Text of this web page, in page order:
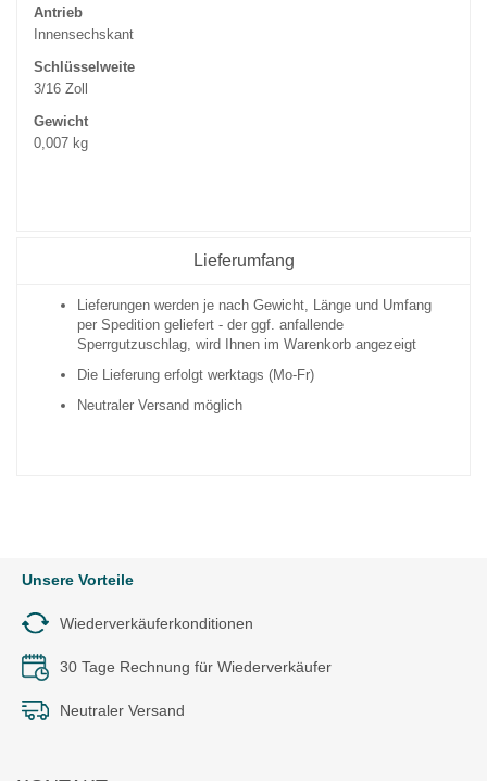
Antrieb
Innensechskant
Schlüsselweite
3/16 Zoll
Gewicht
0,007 kg
Lieferumfang
Lieferungen werden je nach Gewicht, Länge und Umfang
per Spedition geliefert - der ggf. anfallende
Sperrgutzuschlag, wird Ihnen im Warenkorb angezeigt
Die Lieferung erfolgt werktags (Mo-Fr)
Neutraler Versand möglich
Unsere Vorteile
Wiederverkäuferkonditionen
30 Tage Rechnung für Wiederverkäufer
Neutraler Versand